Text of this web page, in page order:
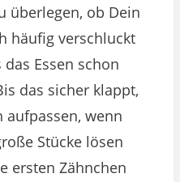
überlegen, ob Dein
häufig verschluckt
Essen schon
das sicher klappt,
wenn
Stücke lösen
ersten Zähnchen